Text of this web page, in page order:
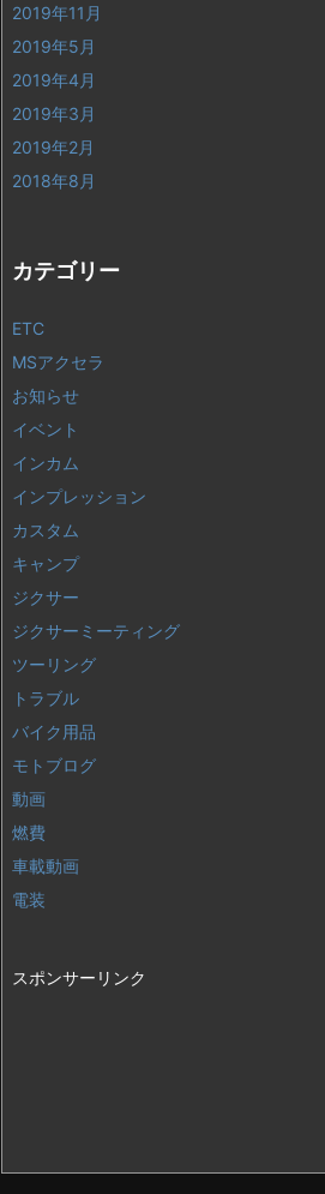
2019年11月
2019年5月
2019年4月
2019年3月
2019年2月
2018年8月
カテゴリー
ETC
MSアクセラ
お知らせ
イベント
インカム
インプレッション
カスタム
キャンプ
ジクサー
ジクサーミーティング
ツーリング
トラブル
バイク用品
モトブログ
動画
燃費
車載動画
電装
スポンサーリンク